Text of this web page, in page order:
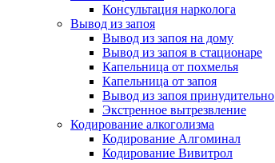
Консультация нарколога
Вывод из запоя
Вывод из запоя на дому
Вывод из запоя в стационаре
Капельница от похмелья
Капельница от запоя
Вывод из запоя принудительно
Экстренное вытрезвление
Кодирование алкоголизма
Кодирование Алгоминал
Кодирование Вивитрол